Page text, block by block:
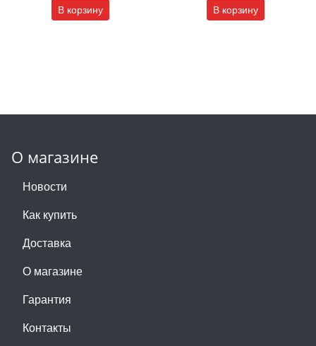
В корзину В корзину
О магазине
Новости
Как купить
Доставка
О магазине
Гарантия
Контакты